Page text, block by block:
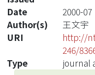
Date
2000-07
Author(s)
王文宇
URI
http://
246/
Type
journal